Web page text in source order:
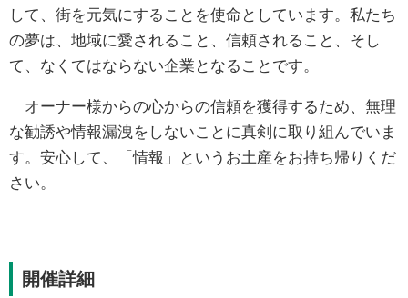
して、街を元気にすることを使命としています。私たち
の夢は、地域に愛されること、信頼されること、そし
て、なくてはならない企業となることです。
オーナー様からの心からの信頼を獲得するため、無理
な勧誘や情報漏洩をしないことに真剣に取り組んでいま
す。安心して、「情報」というお土産をお持ち帰りくだ
さい。
開催詳細